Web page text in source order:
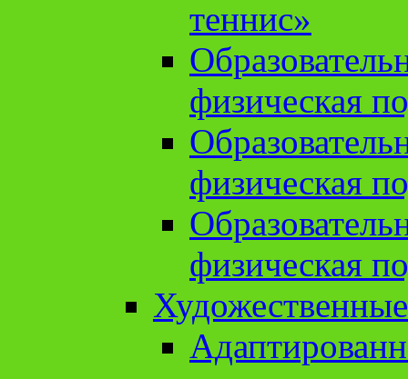
теннис»
физическая
физическая
физическая
Художественные